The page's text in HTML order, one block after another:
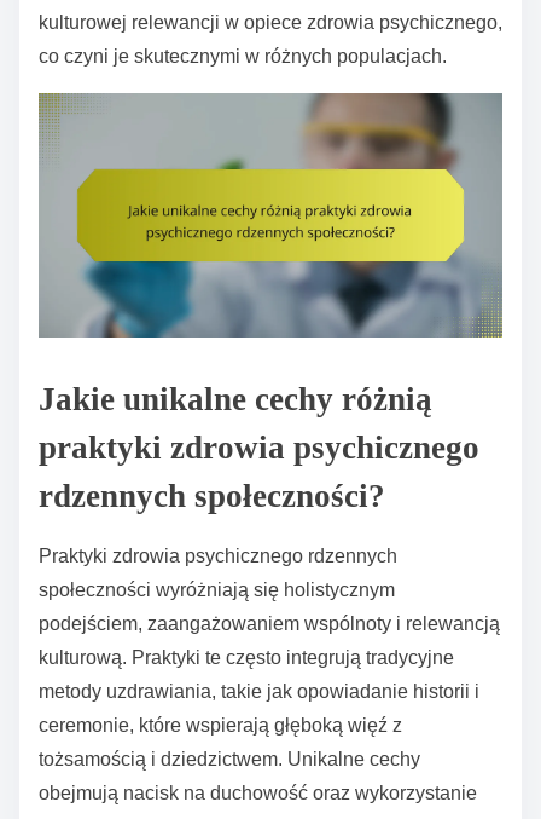
kulturowej relewancji w opiece zdrowia psychicznego,
co czyni je skutecznymi w różnych populacjach.
Jakie unikalne cechy różnią
praktyki zdrowia psychicznego
rdzennych społeczności?
Praktyki zdrowia psychicznego rdzennych
społeczności wyróżniają się holistycznym
podejściem, zaangażowaniem wspólnoty i relewancją
kulturową. Praktyki te często integrują tradycyjne
metody uzdrawiania, takie jak opowiadanie historii i
ceremonie, które wspierają głęboką więź z
tożsamością i dziedzictwem. Unikalne cechy
obejmują nacisk na duchowość oraz wykorzystanie